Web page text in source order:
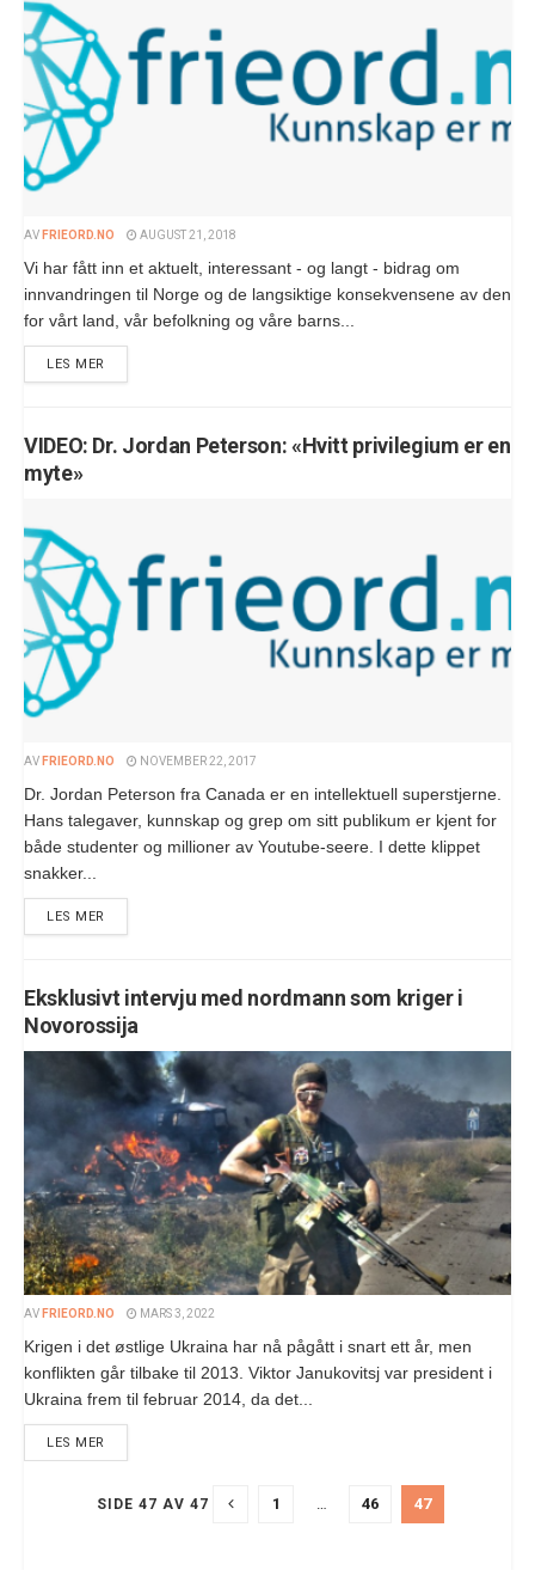
AV FRIEORD.NO AUGUST 21, 2018
Vi har fått inn et aktuelt, interessant - og langt - bidrag om
innvandringen til Norge og de langsiktige konsekvensene av den
for vårt land, vår befolkning og våre barns...
LES MER
VIDEO: Dr. Jordan Peterson: «Hvitt privilegium er en
myte»
AV FRIEORD.NO NOVEMBER 22, 2017
Dr. Jordan Peterson fra Canada er en intellektuell superstjerne.
Hans talegaver, kunnskap og grep om sitt publikum er kjent for
både studenter og millioner av Youtube-seere. I dette klippet
snakker...
LES MER
Eksklusivt intervju med nordmann som kriger i
Novorossija
AV FRIEORD.NO MARS 3, 2022
Krigen i det østlige Ukraina har nå pågått i snart ett år, men
konflikten går tilbake til 2013. Viktor Janukovitsj var president i
Ukraina frem til februar 2014, da det...
LES MER
SIDE 47 AV 47 1 … 46 47